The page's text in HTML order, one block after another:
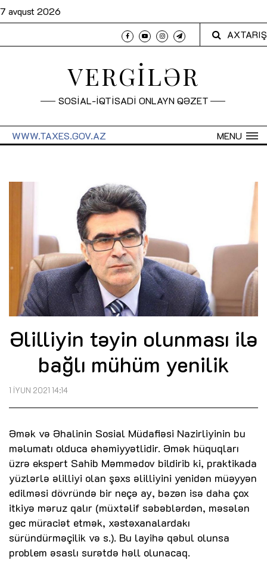
7 avqust 2026
AXTARIŞ
VERGİLƏR
SOSİAL-İQTİSADİ ONLAYN QƏZET
MENU
WWW.TAXES.GOV.AZ
Əlilliyin təyin olunması ilə
bağlı mühüm yenilik
1 İYUN 2021 14:14
Əmək və Əhalinin Sosial Müdafiəsi Nazirliyinin bu
məlumatı olduca əhəmiyyətlidir. Əmək hüquqları
üzrə ekspert Sahib Məmmədov bildirib ki, praktikada
yüzlərlə əlilliyi olan şəxs əlilliyini yenidən müəyyən
edilməsi dövründə bir neçə ay, bəzən isə daha çox
itkiyə məruz qalır (müxtəlif səbəblərdən, məsələn
gec müraciət etmək, xəstəxanalardakı
süründürməçilik və s.). Bu layihə qəbul olunsa
problem əsaslı surətdə həll olunacaq.